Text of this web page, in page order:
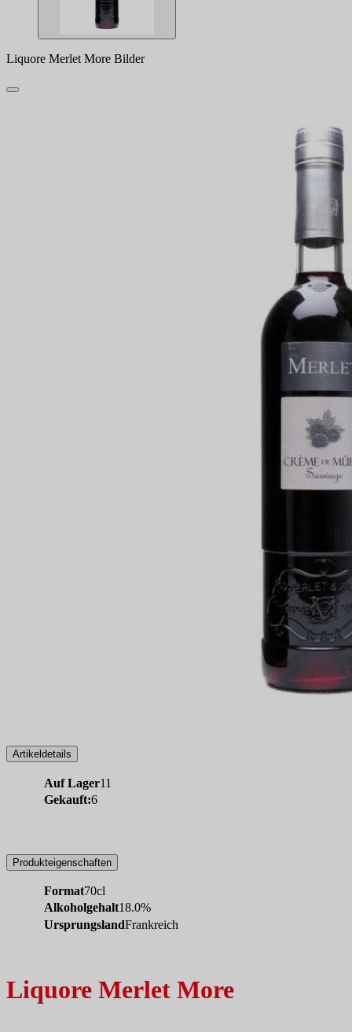
Liquore Merlet More Bilder
Artikeldetails
Auf Lager11
Gekauft:6
Produkteigenschaften
Format70cl
Alkoholgehalt18.0%
UrsprungslandFrankreich
Liquore Merlet More